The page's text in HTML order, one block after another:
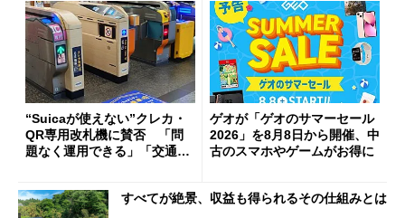
“Suicaが使えない”クレカ・
QR専用改札機に賛否 「問
題なく運用できる」「交通系I
ゲオが「ゲオのサマーセール
2026」を8月8日から開催、中
古のスマホやゲームがお得に
すべてが絶景、収益も得られるその仕組みとは